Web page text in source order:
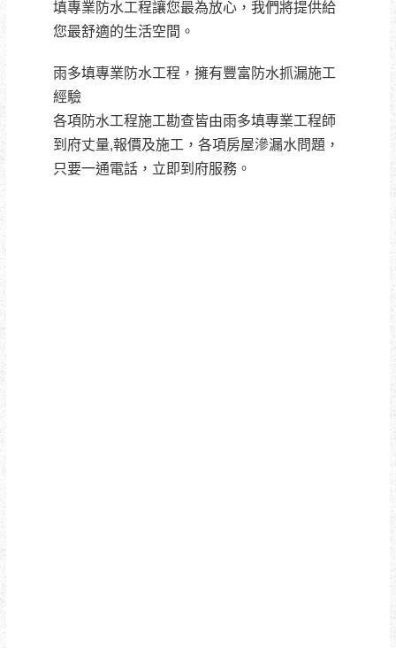
填專業防水工程讓您最為放心，我們將提供給
您最舒適的生活空間。
雨多填專業防水工程，擁有豐富防水抓漏施工
經驗
各項防水工程施工勘查皆由雨多填專業工程師
到府丈量,報價及施工，各項房屋滲漏水問題，
只要一通電話，立即到府服務。